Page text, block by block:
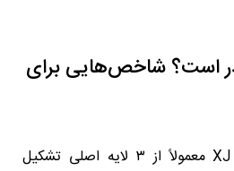
است؟ شاخص‌هایی برای
فیلتر تصفیه هوا XJ 3800 معمولاً از ۳ لایه‌ اصلی تشکیل